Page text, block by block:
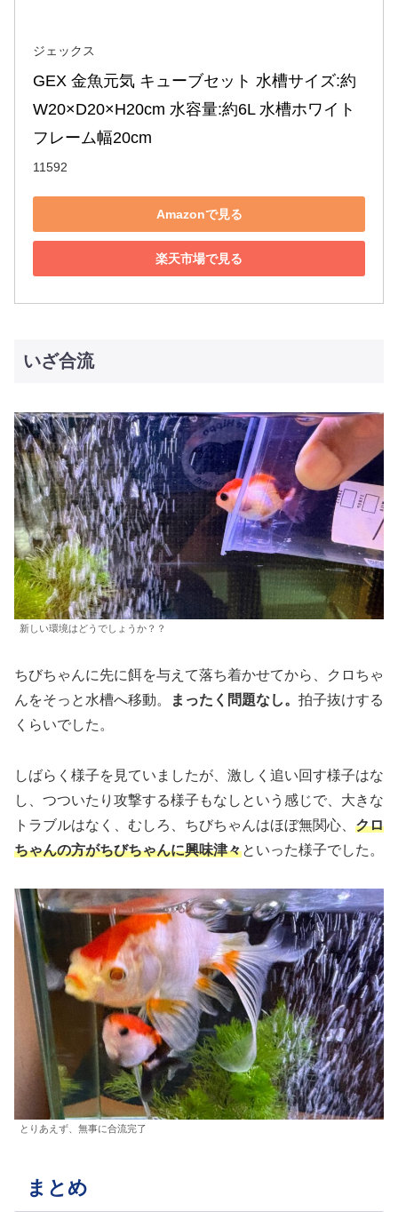
ジェックス
GEX 金魚元気 キューブセット 水槽サイズ:約
W20×D20×H20cm 水容量:約6L 水槽ホワイト
フレーム幅20cm
11592
Amazonで見る
楽天市場で見る
いざ合流
新しい環境はどうでしょうか？？
ちびちゃんに先に餌を与えて落ち着かせてから、クロちゃ
んをそっと水槽へ移動。
まったく問題なし。 拍子抜けする
くらいでした。
しばらく様子を見ていましたが、激しく追い回す様子はな
し、つついたり攻撃する様子もなしという感じで、大きな
トラブルはなく、むしろ、ちびちゃんはほぼ無関心、 クロ
ちゃんの方がちびちゃんに興味津々といった様子でした。
とりあえず、無事に合流完了
まとめ